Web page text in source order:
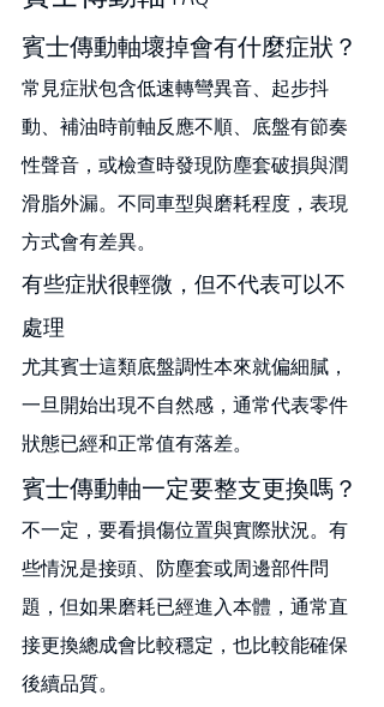
賓士傳動軸壞掉會有什麼症狀？
常見症狀包含低速轉彎異音、起步抖
動、補油時前軸反應不順、底盤有節奏
性聲音，或檢查時發現防塵套破損與潤
滑脂外漏。不同車型與磨耗程度，表現
方式會有差異。
有些症狀很輕微，但不代表可以不
處理
尤其賓士這類底盤調性本來就偏細膩，
一旦開始出現不自然感，通常代表零件
狀態已經和正常值有落差。
賓士傳動軸一定要整支更換嗎？
不一定，要看損傷位置與實際狀況。有
些情況是接頭、防塵套或周邊部件問
題，但如果磨耗已經進入本體，通常直
接更換總成會比較穩定，也比較能確保
後續品質。